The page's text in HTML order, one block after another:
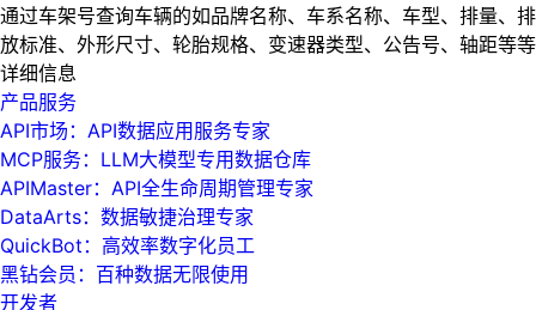
通过车架号查询车辆的如品牌名称、车系名称、车型、排量、排
放标准、外形尺寸、轮胎规格、变速器类型、公告号、轴距等等
详细信息
产品服务
API市场：API数据应用服务专家
MCP服务：LLM大模型专用数据仓库
APIMaster：API全生命周期管理专家
DataArts：数据敏捷治理专家
QuickBot：高效率数字化员工
黑钻会员：百种数据无限使用
开发者